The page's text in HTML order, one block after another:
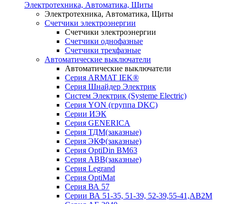
Электротехника, Автоматика, Щиты
Электротехника, Автоматика, Щиты
Счетчики электроэнергии
Счетчики электроэнергии
Счетчики однофазные
Счетчики трехфазные
Автоматические выключатели
Автоматические выключатели
Серия ARMAT IEK®
Серия Шнайдер Электрик
Систем Электрик (Systeme Electric)
Серия YON (группа DKC)
Серии ИЭК
Серия GENERICA
Серия ТДМ(заказные)
Серия ЭКФ(заказные)
Серия OptiDin BM63
Серия АВВ(заказные)
Серия Legrand
Серия OptiMat
Серия ВА 57
Серии ВА 51-35, 51-39, 52-39,55-41,АВ2М